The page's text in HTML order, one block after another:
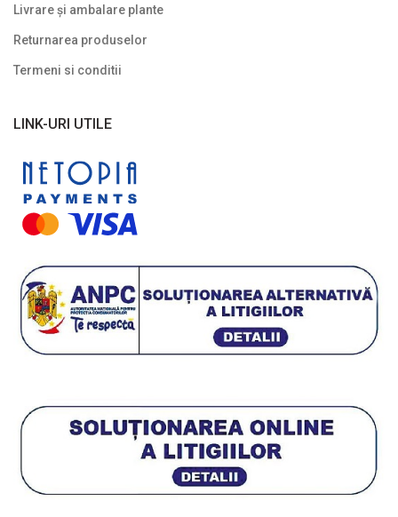
Livrare și ambalare plante
Returnarea produselor
Termeni si conditii
LINK-URI UTILE